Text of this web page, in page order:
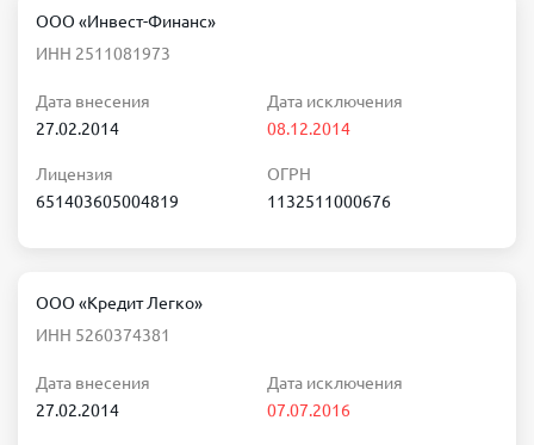
ООО «Инвест-Финанс»
ИНН 2511081973
Дата внесения
27.02.2014
Дата исключения
08.12.2014
Лицензия
651403605004819
ОГРН
1132511000676
ООО «Кредит Легко»
ИНН 5260374381
Дата внесения
27.02.2014
Дата исключения
07.07.2016